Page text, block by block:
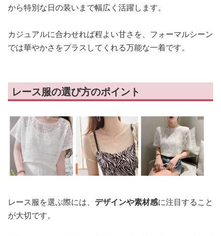
から特別な日の装いまで幅広く活躍します。
カジュアルに合わせれば程よい甘さを、フォーマルシーン
では華やかさをプラスしてくれる万能な一着です。
レース服の選び方のポイント
レース服を選ぶ際には、 デザインや素材感に注目すること
が大切です。